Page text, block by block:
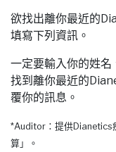
欲找出離你最近的
填寫下列資訊。
一定要輸入你的姓名
找到離你最近的
覆你的訊息。
*Auditor：提供Dianetics
算」。